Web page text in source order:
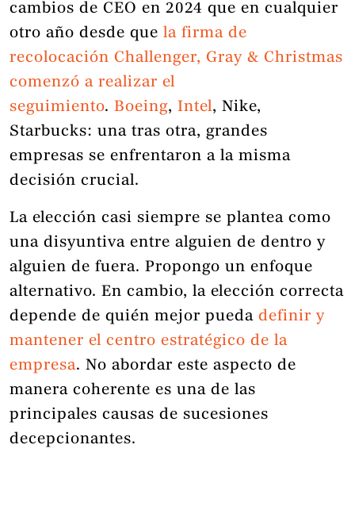
cambios de CEO en 2024 que en cualquier
otro año desde que la firma de
recolocación Challenger, Gray & Christmas
comenzó a realizar el
seguimiento. Boeing, Intel, Nike,
Starbucks: una tras otra, grandes
empresas se enfrentaron a la misma
decisión crucial.
La elección casi siempre se plantea como
una disyuntiva entre alguien de dentro y
alguien de fuera. Propongo un enfoque
alternativo. En cambio, la elección correcta
depende de quién mejor pueda definir y
mantener el centro estratégico de la
empresa. No abordar este aspecto de
manera coherente es una de las
principales causas de sucesiones
decepcionantes.